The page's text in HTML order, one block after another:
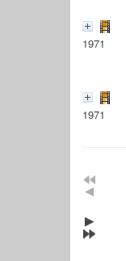
1971
1971